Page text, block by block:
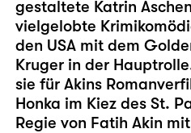
gestaltete Katrin
vielgelobte
den USA mit dem
Kruger in der
sie für Akins
Honka im Kiez des St.
Regie von Fatih Akin